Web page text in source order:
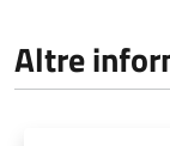
Altre